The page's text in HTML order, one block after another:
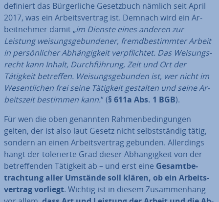
definiert das Bür­ger­li­che Ge­setz­buch nämlich seit April
2017, was ein Ar­beits­ver­trag ist. Demnach wird ein Ar­
beit­neh­mer damit „im Dienste eines anderen zur
Leistung wei­sungs­ge­bun­de­ner, fremd­be­stimm­ter Arbeit
in per­sön­li­cher Ab­hän­gig­keit ver­pflich­tet. Das Wei­sungs­
recht kann Inhalt, Durch­füh­rung, Zeit und Ort der
Tätigkeit betreffen. Wei­sungs­ge­bun­den ist, wer nicht im
We­sent­li­chen frei seine Tätigkeit gestalten und seine Ar­
beits­zeit bestimmen kann.“ (§ 611a Abs. 1 BGB).
Für wen die oben genannten Rah­men­be­din­gun­gen
gelten, der ist also laut Gesetz nicht selbst­stän­dig tätig,
sondern an einen Ar­beits­ver­trag gebunden. Al­ler­dings
hängt der to­le­rier­te Grad dieser Ab­hän­gig­keit von der
be­tref­fen­den Tätigkeit ab – und erst eine Ge­samt­be­
trach­tung aller Umstände soll klären, ob ein Ar­beits­
ver­trag vorliegt. Wichtig ist in diesem Zu­sam­men­hang